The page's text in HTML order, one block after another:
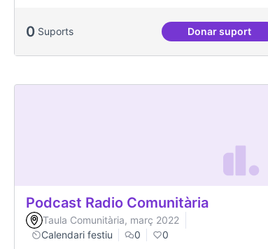
0 Suports Donar suport
Dia
Podcast Radio Comunitària
Taula Comunitària, març 2022
Calendari festiu
0 0